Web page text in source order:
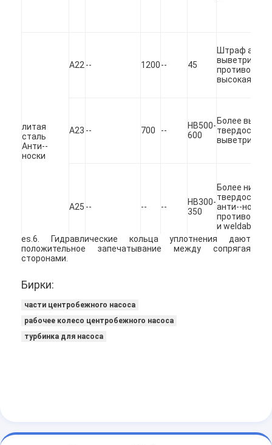
Тепловой насос Hydronic
многошаговый центробежный насос
горизонтальный центробежный насос
литая
сталь
Анти--
носки
A22 -- 1200-- 45
Штраф
высокая
A23 -- 700 --
HB500-
600
Более
твердость и
A25 -- -- --
HB300-
350
Более низкая
твердость,
анти--носка
и weldable.
es.6. Гидравлические кольца уплотнения дают
положительное запечатывание между сопрягая
сторонами.
Бирки:
части центробежного насоса
рабочее колесо центробежного насоса
турбинка для насоса